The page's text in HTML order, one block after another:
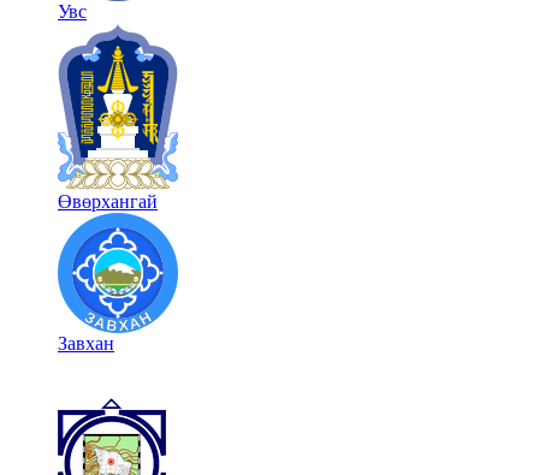
Увс
Өвөрхангай
Завхан